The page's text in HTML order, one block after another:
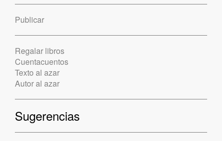
Publicar
Regalar libros
Cuentacuentos
Texto al azar
Autor al azar
Sugerencias